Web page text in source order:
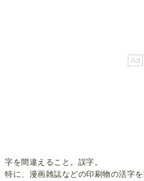
字を間違えること。誤字。
特に、漫画雑誌などの印刷物の活字